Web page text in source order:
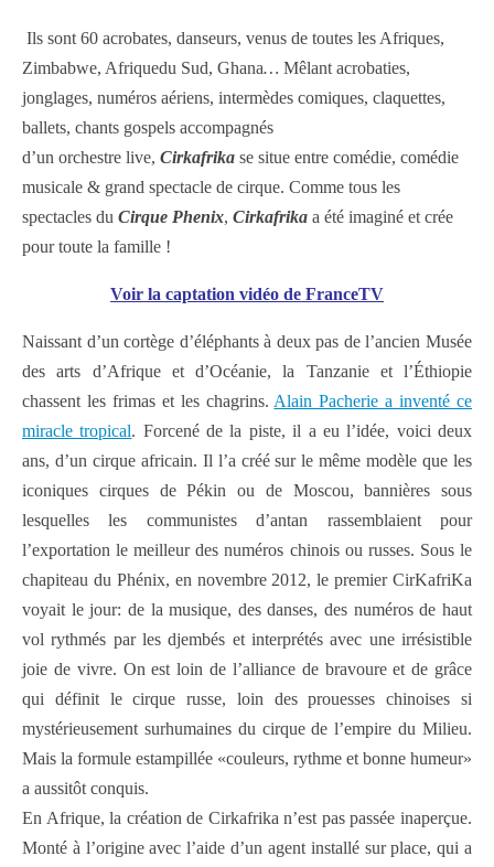
Ils sont 60 acrobates, danseurs, venus de toutes les Afriques,
Zimbabwe, Afriquedu Sud, Ghana… Mêlant acrobaties,
jonglages, numéros aériens, intermèdes comiques, claquettes,
ballets, chants gospels accompagnés
d’un orchestre live, Cirkafrika se situe entre comédie, comédie
musicale & grand spectacle de cirque. Comme tous les
spectacles du Cirque Phenix, Cirkafrika a été imaginé et crée
pour toute la famille !
Voir la captation vidéo de FranceTV
Naissant d’un cortège d’éléphants à deux pas de l’ancien Musée
des arts d’Afrique et d’Océanie, la Tanzanie et l’Éthiopie
chassent les frimas et les chagrins. Alain Pacherie a inventé ce
miracle tropical. Forcené de la piste, il a eu l’idée, voici deux
ans, d’un cirque africain. Il l’a créé sur le même modèle que les
iconiques cirques de Pékin ou de Moscou, bannières sous
lesquelles les communistes d’antan rassemblaient pour
l’exportation le meilleur des numéros chinois ou russes. Sous le
chapiteau du Phénix, en novembre 2012, le premier CirKafriKa
voyait le jour: de la musique, des danses, des numéros de haut
vol rythmés par les djembés et interprétés avec une irrésistible
joie de vivre. On est loin de l’alliance de bravoure et de grâce
qui définit le cirque russe, loin des prouesses chinoises si
mystérieusement surhumaines du cirque de l’empire du Milieu.
Mais la formule estampillée «couleurs, rythme et bonne humeur»
a aussitôt conquis.
En Afrique, la création de Cirkafrika n’est pas passée inaperçue.
Monté à l’origine avec l’aide d’un agent installé sur place, qui a